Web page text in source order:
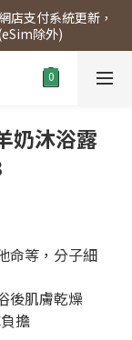
期至2026年12月
店支付系統更新，
除外)
期至2026年12月
奶沐浴露
命等，分子細
後肌膚乾燥
擔